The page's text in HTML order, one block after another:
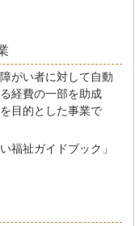
がい者に対して自動
経費の一部を助成
目的とした事業で
福祉ガイドブック」